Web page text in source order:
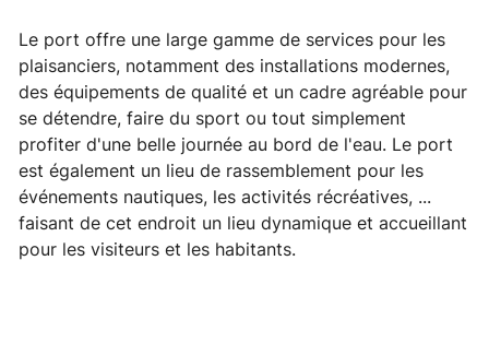
Le port offre une large gamme de services pour les
plaisanciers, notamment des installations modernes,
des équipements de qualité et un cadre agréable pour
se détendre, faire du sport ou tout simplement
profiter d'une belle journée au bord de l'eau. Le port
est également un lieu de rassemblement pour les
événements nautiques, les activités récréatives, ...
faisant de cet endroit un lieu dynamique et accueillant
pour les visiteurs et les habitants.